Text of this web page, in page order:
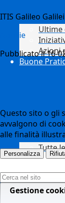
Ultime
Azioni
Buone
Tutte
ITIS Galileo
Notizie
Pubblicato il 16-
Questo sito o gli
avvalgono di
alle finalità
Personalizza
Gestione